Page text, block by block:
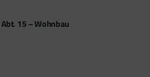
15 – Wohnbau